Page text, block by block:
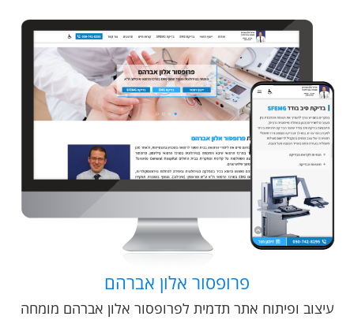
פרופסור אלון אברהם
עיצוב ופיתוח אתר תדמית לפרופסור אלון אברהם מומחה